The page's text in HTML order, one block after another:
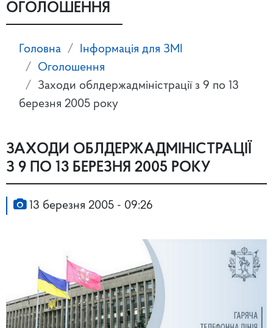
ОГОЛОШЕННЯ
Головна
Інформація для ЗМІ
Оголошення
Заходи облдержадміністрації з 9 по 13
березня 2005 року
ЗАХОДИ ОБЛДЕРЖАДМІНІСТРАЦІЇ
З 9 ПО 13 БЕРЕЗНЯ 2005 РОКУ
13 березня 2005 - 09:26